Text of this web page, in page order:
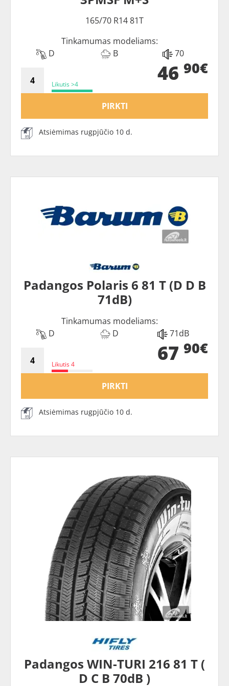
165/70 R14 81T
Tinkamumas modeliams:
D
B 70
Likutis >4 46 90€
PIRKTI
Atsiėmimas rugpjūčio 10 d.
Padangos Polaris 6 81 T (D D B
71dB)
Tinkamumas modeliams:
D
D 71dB
Likutis 4 67 90€
PIRKTI
Atsiėmimas rugpjūčio 10 d.
Padangos WIN-TURI 216 81 T (
D C B 70dB )